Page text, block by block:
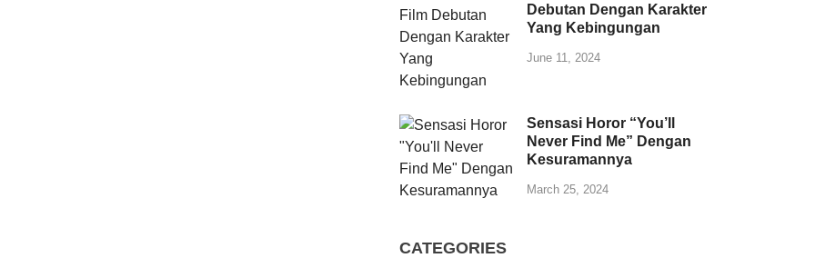
Debutan Dengan Karakter
Yang Kebingungan
June 11, 2024
Sensasi Horor “You’ll
Never Find Me” Dengan
Kesuramannya
March 25, 2024
CATEGORIES